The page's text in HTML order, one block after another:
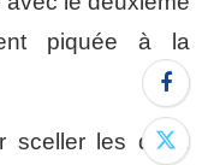
piquée à la
sceller les deux